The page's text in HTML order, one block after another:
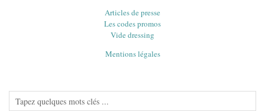
Articles de presse
Les codes promos
Vide dressing
Mentions légales